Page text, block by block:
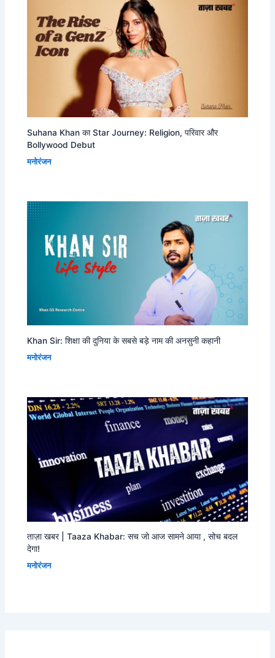
Suhana Khan का Star Journey: Religion, परिवार और
Bollywood Debut
मनोरंजन
Khan Sir: शिक्षा की दुनिया के सबसे बड़े नाम की अनसुनी कहानी
मनोरंजन
ताज़ा खबर | Taaza Khabar: सच जो आज सामने आया , सोच बदल
देगा!
मनोरंजन